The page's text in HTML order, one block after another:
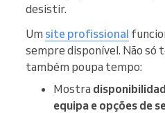
desistir.
Um site profissional
sempre disponível. Não
também poupa tempo:
Mostra
equipa e opções de